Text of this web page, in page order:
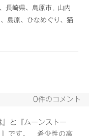
長崎県、島原市
山内
島原、ひなめぐり、猫
0件のコメント
と『ムーンストー
』です。 希少性の高